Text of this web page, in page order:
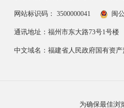
网站标识码： 3500000041 闽
通讯地址：福州市东大路73号1号楼
中文域名：福建省人民政府国有资
为确保最佳浏